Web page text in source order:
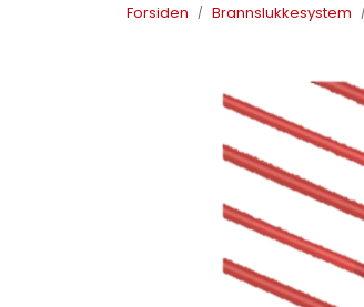
Forsiden Brannslukkesystem